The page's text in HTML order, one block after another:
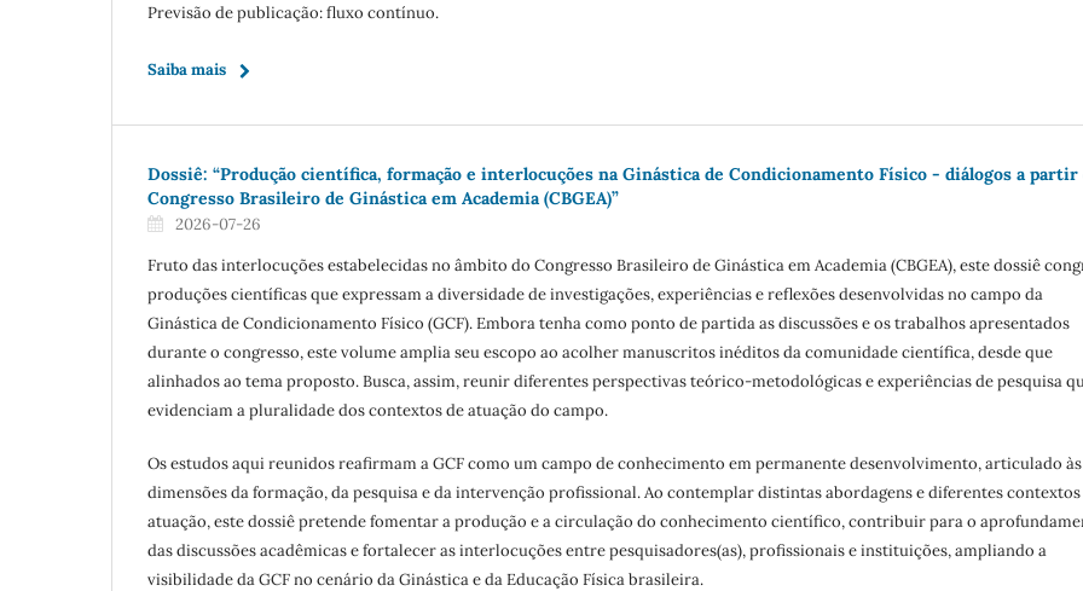
Previsão de publicação: fluxo contínuo.
Saiba mais
Dossiê: “Produção científica, formação e interlocuções na Ginástica de Condicionamento Físico - diálogos a partir
Congresso Brasileiro de Ginástica em Academia (CBGEA)”
2026-07-26
Fruto das interlocuções estabelecidas no âmbito do Congresso Brasileiro de Ginástica em Academia (CBGEA), este dossiê
produções científicas que expressam a diversidade de investigações, experiências e reflexões desenvolvidas no campo da
Ginástica de Condicionamento Físico (GCF). Embora tenha como ponto de partida as discussões e os trabalhos apresentados
durante o congresso, este volume amplia seu escopo ao acolher manuscritos inéditos da comunidade científica, desde que
alinhados ao tema proposto. Busca, assim, reunir diferentes perspectivas teórico-metodológicas e experiências de pesquisa
evidenciam a pluralidade dos contextos de atuação do campo.
Os estudos aqui reunidos reafirmam a GCF como um campo de conhecimento em permanente desenvolvimento, articulado às
dimensões da formação, da pesquisa e da intervenção profissional. Ao contemplar distintas abordagens e diferentes contextos
atuação, este dossiê pretende fomentar a produção e a circulação do conhecimento científico, contribuir para o
das discussões acadêmicas e fortalecer as interlocuções entre pesquisadores(as), profissionais e instituições, ampliando a
visibilidade da GCF no cenário da Ginástica e da Educação Física brasileira.